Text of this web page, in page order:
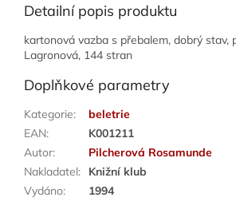
Detailní popis produktu
kartonová vazba s přebalem, dobrý stav,
Lagronová, 144 stran
Doplňkové parametry
Kategorie:
beletrie
EAN:
K001211
Autor:
Pilcherová Rosamunde
Nakladatel:
Knižní klub
Vydáno: 1994